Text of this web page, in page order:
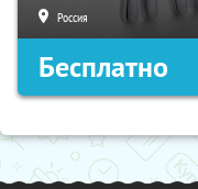
Россия
Бесплатно